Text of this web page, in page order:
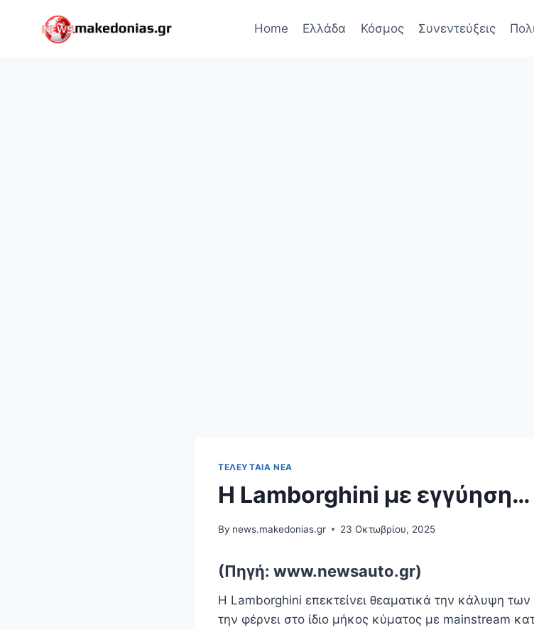
Home Ελλάδα Κόσμος Συνεντεύξεις
ΤΕΛΕΥΤΑΊΑ ΝΈΑ
Η Lamborghini με εγγύηση…
By news.makedonias.gr 23 Οκτωβρίου, 2025
(Πηγή: www.newsauto.gr)
Η Lamborghini επεκτείνει θεαματικά την κάλυψη
την φέρνει στο ίδιο μήκος κύματος με mainstream